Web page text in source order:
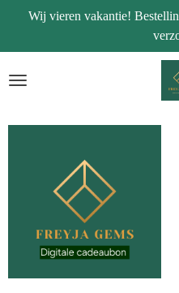
naar
de
Wij vieren vakantie!